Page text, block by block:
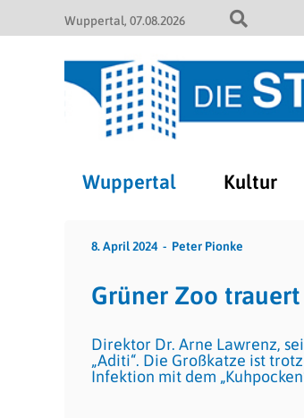
Wuppertal 07.08.2026
Wuppertal Kultur
8. April 2024 Peter Pionke
Grüner Zoo
Direktor Dr. Arne Lawrenz,
„Aditi“. Die Großkatze ist
Infektion mit dem